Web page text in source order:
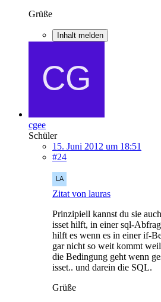
Grüße
Inhalt melden
cgee
Schüler
15. Juni 2012 um 18:51
#24
Zitat von lauras
Prinzipiell kannst du sie
isset hilft, in einer sql-
hilft es wenn es in einer if-
gar nicht so weit kommt
die Bedingung geht wenn
isset.. und darein die SQL.
Grüße